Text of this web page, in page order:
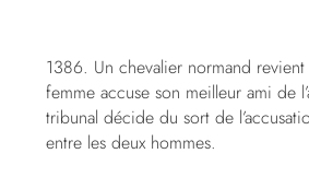
1386. Un chevalier normand
femme accuse son meilleur ami de
tribunal décide du sort de
entre les deux hommes.